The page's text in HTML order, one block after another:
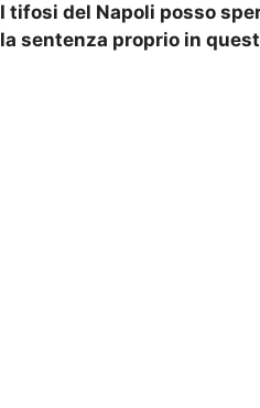
I tifosi del Napoli posso
la sentenza proprio in